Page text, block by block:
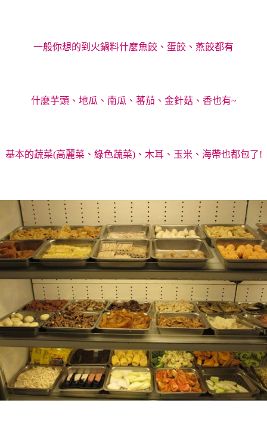
一般你想的到火鍋料什麼魚餃、蛋餃、燕餃都有
什麼芋頭、地瓜、南瓜、蕃茄、金針菇、香也有~
基本的蔬菜(高麗菜、綠色蔬菜)、木耳、玉米、海帶也都包了!